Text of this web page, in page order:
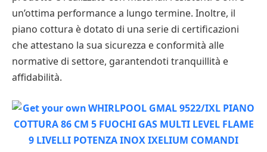
un’ottima performance a lungo termine. Inoltre, il
piano cottura è dotato di una serie di certificazioni
che attestano la sua sicurezza e conformità alle
normative di settore, garantendoti tranquillità e
affidabilità.